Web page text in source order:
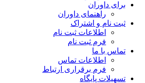
برای داوران
راهنمای داوران
ثبت نام و اشتراک
اطلاعات ثبت نام
فرم ثبت نام
تماس با ما
اطلاعات تماس
فرم برقراری ارتباط
تسهیلات پایگاه